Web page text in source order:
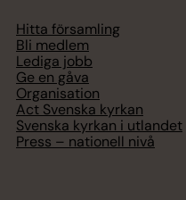
Hitta församling
Bli medlem
Lediga jobb
Ge en gåva
Organisation
Act Svenska kyrkan
Svenska kyrkan i utlandet
Press – nationell nivå